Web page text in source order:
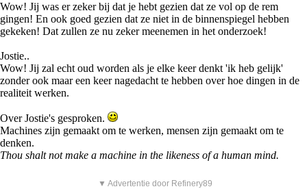
Wow! Jij was er zeker bij dat je hebt gezien dat ze vol op de rem
gingen! En ook goed gezien dat ze niet in de binnenspiegel hebben
gekeken! Dat zullen ze nu zeker meenemen in het onderzoek!
Jostie..
Wow! Jij zal echt oud worden als je elke keer denkt 'ik heb gelijk'
zonder ook maar een keer nagedacht te hebben over hoe dingen in de
realiteit werken.
Over Jostie's gesproken.
Machines zijn gemaakt om te werken, mensen zijn gemaakt om te
denken.
Thou shalt not make a machine in the likeness of a human mind.
▼ Advertentie door Refinery89